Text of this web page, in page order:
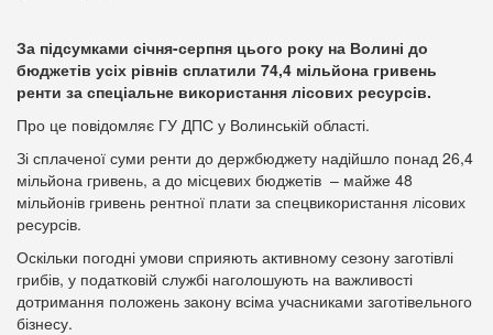
За підсумками січня-серпня цього року на Волині до
бюджетів усіх рівнів сплатили 74,4 мільйона гривень
ренти за спеціальне використання лісових ресурсів.
Про це повідомляє ГУ ДПС у Волинській області.
Зі сплаченої суми ренти до держбюджету надійшло понад 26,4
мільйона гривень, а до місцевих бюджетів – майже 48
мільйонів гривень рентної плати за спецвикористання лісових
ресурсів.
Оскільки погодні умови сприяють активному сезону заготівлі
грибів, у податковій службі наголошують на важливості
дотримання положень закону всіма учасниками заготівельного
бізнесу.